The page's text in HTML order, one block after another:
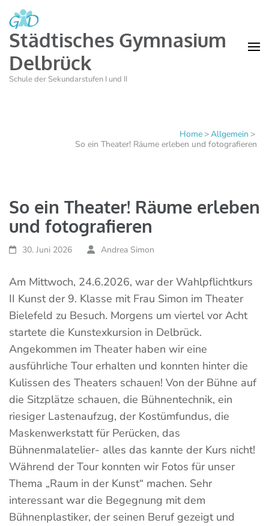
Städtisches Gymnasium
Delbrück
Schule der Sekundarstufen I und II
Home >Allgemein >
So ein Theater! Räume erleben und fotografieren
So ein Theater! Räume erleben
und fotografieren
30. Juni 2026 Andrea Simon
Am Mittwoch, 24.6.2026, war der Wahlpflichtkurs
II Kunst der 9. Klasse mit Frau Simon im Theater
Bielefeld zu Besuch. Morgens um viertel vor Acht
startete die Kunstexkursion in Delbrück.
Angekommen im Theater haben wir eine
ausführliche Tour erhalten und konnten hinter die
Kulissen des Theaters schauen! Von der Bühne auf
die Sitzplätze schauen, die Bühnentechnik, ein
riesiger Lastenaufzug, der Kostümfundus, die
Maskenwerkstatt für Perücken, das
Bühnenmalatelier- alles das kannte der Kurs nicht!
Während der Tour konnten wir Fotos für unser
Thema „Raum in der Kunst“ machen. Sehr
interessant war die Begegnung mit dem
Bühnenplastiker, der seinen Beruf gezeigt und